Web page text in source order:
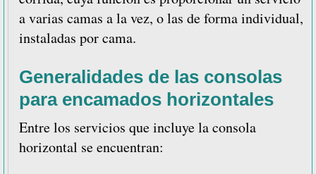
a varias camas a la vez, o las de forma individual,
instaladas por cama.
Generalidades de las consolas
para encamados horizontales
Entre los servicios que incluye la consola
horizontal se encuentran: